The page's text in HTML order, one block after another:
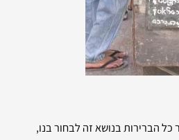
הברירות בנושא זה לבחור בנו,